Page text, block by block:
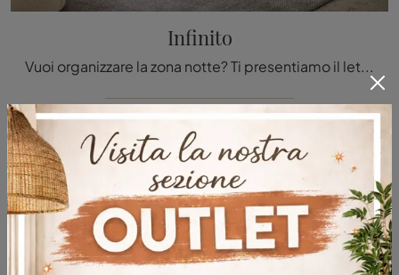
Infinito
Vuoi organizzare la zona notte? Ti presentiamo il letto in tessuto Infinito di Twils per spazi moderni.